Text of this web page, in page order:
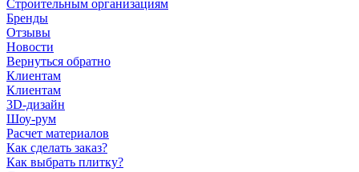
Строительным организациям
Бренды
Отзывы
Новости
Вернуться обратно
Клиентам
Клиентам
3D-дизайн
Шоу-рум
Расчет материалов
Как сделать заказ?
Как выбрать плитку?